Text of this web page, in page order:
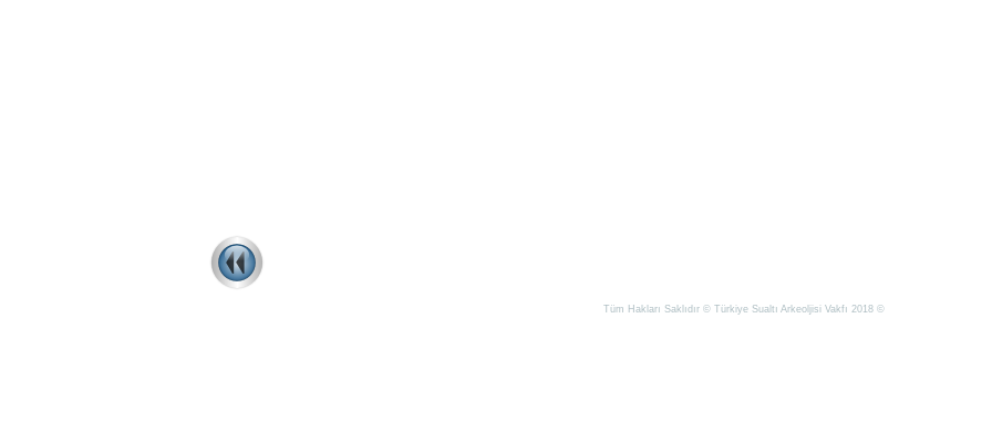
Tüm Hakları Saklıdır © Türkiye Sualtı Arkeoljisi Vakfı 2018 ©